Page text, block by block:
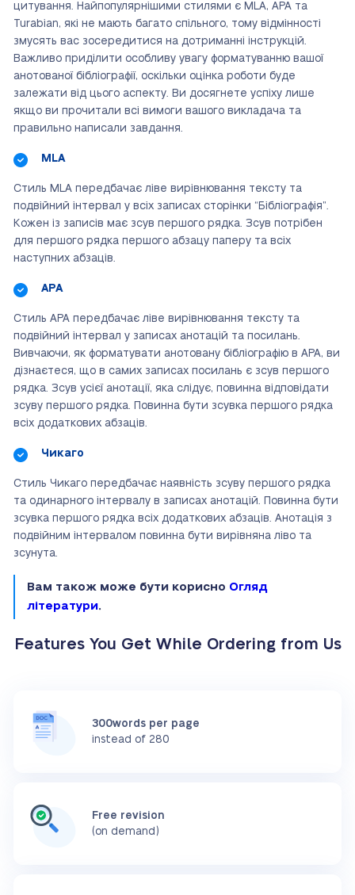
цитування. Найпопулярнішими стилями є MLA, APA та
Turabian, які не мають багато спільного, тому відмінності
змусять вас зосередитися на дотриманні інструкцій.
Важливо приділити особливу увагу форматуванню вашої
анотованої бібліографії, оскільки оцінка роботи буде
залежати від цього аспекту. Ви досягнете успіху лише
якщо ви прочитали всі вимоги вашого викладача та
правильно написали завдання.
MLA
Стиль MLA передбачає ліве вирівнювання тексту та
подвійний інтервал у всіх записах сторінки “Бібліографія”.
Кожен із записів має зсув першого рядка. Зсув потрібен
для першого рядка першого абзацу паперу та всіх
наступних абзаців.
APA
Стиль APA передбачає ліве вирівнювання тексту та
подвійний інтервал у записах анотацій та посилань.
Вивчаючи, як форматувати анотовану бібліографію в APA, ви
дізнаєтеся, що в самих записах посилань є зсув першого
рядка. Зсув усієї анотації, яка слідує, повинна відповідати
зсуву першого рядка. Повинна бути зсувка першого рядка
всіх додаткових абзаців.
Чикаго
Стиль Чикаго передбачає наявність зсуву першого рядка
та одинарного інтервалу в записах анотацій. Повинна бути
зсувка першого рядка всіх додаткових абзаців. Анотація з
подвійним інтервалом повинна бути вирівняна ліво та
зсунута.
Вам також може бути корисно Огляд
літератури.
Features You Get While Ordering from Us
300words per page
instead of 280
Free revision
(on demand)